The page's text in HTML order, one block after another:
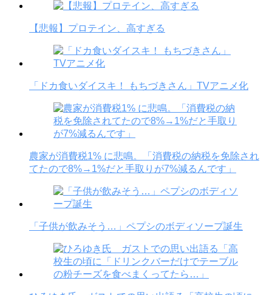
【悲報】プロテイン、高すぎる
「ドカ食いダイスキ！ もちづきさん」TVアニメ化
農家が消費税1% に悲鳴。「消費税の納税を免除され
てたので8%→1%だと手取りが7%減るんです」
「子供が飲みそう…」ペプシのボディソープ誕生